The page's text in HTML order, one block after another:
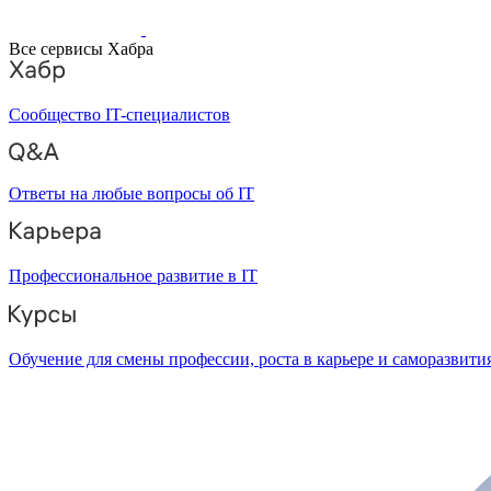
Все сервисы Хабра
Сообщество IT-специалистов
Ответы на любые вопросы об IT
Профессиональное развитие в IT
Обучение для смены профессии, роста в карьере и